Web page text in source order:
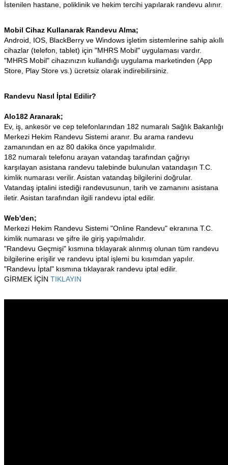
İstenilen hastane, poliklinik ve hekim tercihi yapılarak randevu alınır.
Mobil Cihaz Kullanarak Randevu Alma;
Android, IOS, BlackBerry ve Windows işletim sistemlerine sahip akıllı
cihazlar (telefon, tablet) için "MHRS Mobil" uygulaması vardır.
"MHRS Mobil" cihazınızın kullandığı uygulama marketinden (App
Store, Play Store vs.) ücretsiz olarak indirebilirsiniz.
Randevu Nasıl İptal Edilir?
Alo182 Aranarak;
Ev, iş, ankesör ve cep telefonlarından 182 numaralı Sağlık Bakanlığı
Merkezi Hekim Randevu Sistemi aranır. Bu arama randevu
zamanından en az 80 dakika önce yapılmalıdır.
182 numaralı telefonu arayan vatandaş tarafından çağrıyı
karşılayan asistana randevu talebinde bulunulan vatandaşın T.C.
kimlik numarası verilir. Asistan vatandaş bilgilerini doğrular.
Vatandaş iptalini istediği randevusunun, tarih ve zamanını asistana
iletir. Asistan tarafından ilgili randevu iptal edilir.
Web'den;
Merkezi Hekim Randevu Sistemi "Online Randevu" ekranına T.C.
kimlik numarası ve şifre ile giriş yapılmalıdır.
"Randevu Geçmişi" kısmına tıklayarak alınmış olunan tüm randevu
bilgilerine erişilir ve randevu iptal işlemi bu kısımdan yapılır.
"Randevu İptal" kısmına tıklayarak randevu iptal edilir.
GİRMEK İÇİN TIKLAYIN